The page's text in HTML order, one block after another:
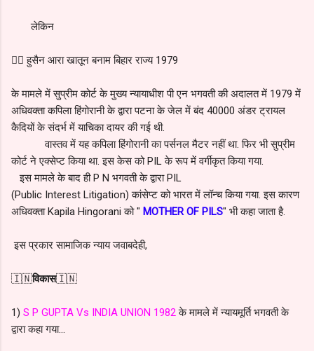
लेकिन
👉🏻 हुसैन आरा खातून बनाम बिहार राज्य 1979
के मामले में सुप्रीम कोर्ट के मुख्य न्यायाधीश पी एन भगवती की अदालत में 1979 में
अधिवक्ता कपिला हिंगोरानी के द्वारा पटना के जेल में बंद 40000 अंडर ट्रायल
कैदियों के संदर्भ में याचिका दायर की गई थी.
वास्तव में यह कपिला हिंगोरानी का पर्सनल मैटर नहीं था. फिर भी सुप्रीम
कोर्ट ने एक्सेप्ट किया था. इस केस को PIL के रूप में वर्गीकृत किया गया.
इस मामले के बाद ही P N भगवती के द्वारा PIL
(Public Interest Litigation) कांसेप्ट को भारत में लॉन्च किया गया. इस कारण
अधिवक्ता Kapila Hingorani को " MOTHER OF PILS" भी कहा जाता है.
इस प्रकार सामाजिक न्याय जवाबदेही,
🇮🇳विकास🇮🇳
1) S P GUPTA Vs INDIA UNION 1982 के मामले में न्यायमूर्ति भगवती के
द्वारा कहा गया...